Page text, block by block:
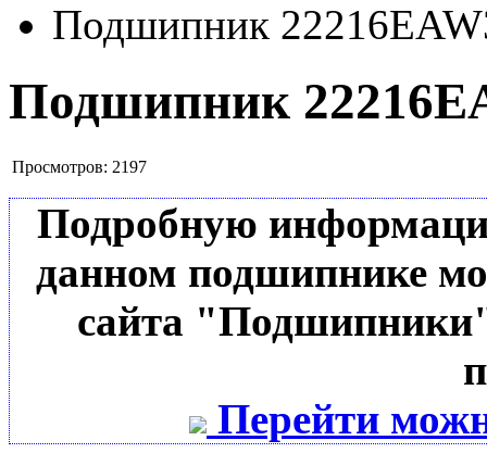
Подшипник
Подшипник
Просмотров: 2197
Подробную
данном подшипнике
сайта
Перейти